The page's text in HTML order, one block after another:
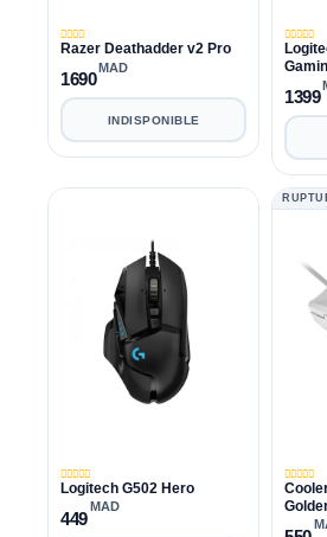
Razer Deathadder v2 Pro
1690
MAD
INDISPONIBLE
1399
Logitech G502 Hero
449
MAD